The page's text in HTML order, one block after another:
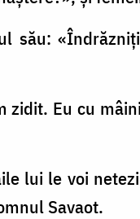
său:
Eu cu
lui le voi
Savaot.